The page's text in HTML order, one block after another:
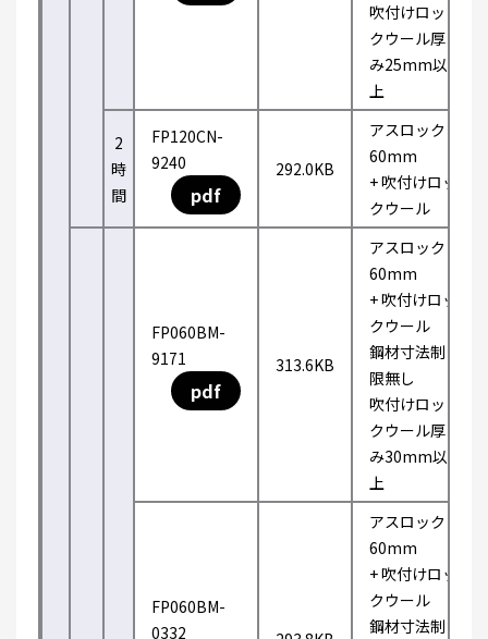
吹付けロッ
クウール厚
み25mm以
上
2
時
間
FP120CN-
9240
pdf
292.0KB
アスロック
60mm
+ 吹付けロッ
クウール
FP060BM-
9171
pdf
313.6KB
アスロック
60mm
+ 吹付けロッ
クウール
鋼材寸法制
限無し
吹付けロッ
クウール厚
み30mm以
上
FP060BM-
0332
アスロック
60mm
+ 吹付けロッ
クウール
鋼材寸法制